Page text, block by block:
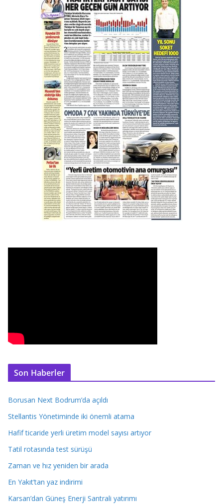
Son Haberler
Borusan Next Bodrum’da açıldı
Stellantis Yönetiminde iki önemli atama
Hafif ticaride yerli üretim model sayısı artıyor
Tatil rotasında test sürüşü
Zaman ve hız yeniden bir arada
En Yakıt’tan yaz indirimi
Karsan’dan Güneş Enerji Santrali yatırımı